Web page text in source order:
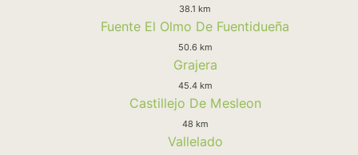
38.1 km
Fuente El Olmo De Fuentidueña
50.6 km
Grajera
45.4 km
Castillejo De Mesleon
48 km
Vallelado